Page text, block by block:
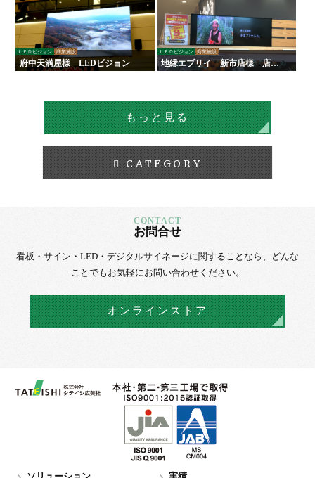
ＬＥＤビジョン 商業施設
府中天満屋様 LEDビジョン
ＬＥＤビジョン 商業施設
地縁エブリイ 新市店様 店舗
デジタルサイネージ
もっと見る
CATEGORY
お問合せ
看板・サイン・LED・デジタルサイネージに関することなら、
どんな
ことでもお気軽にお問い合わせください。
オンラインストア